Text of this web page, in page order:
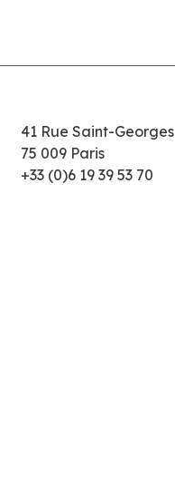
41 Rue Saint-Georges
75 009 Paris
+33 (0)6 19 39 53 70